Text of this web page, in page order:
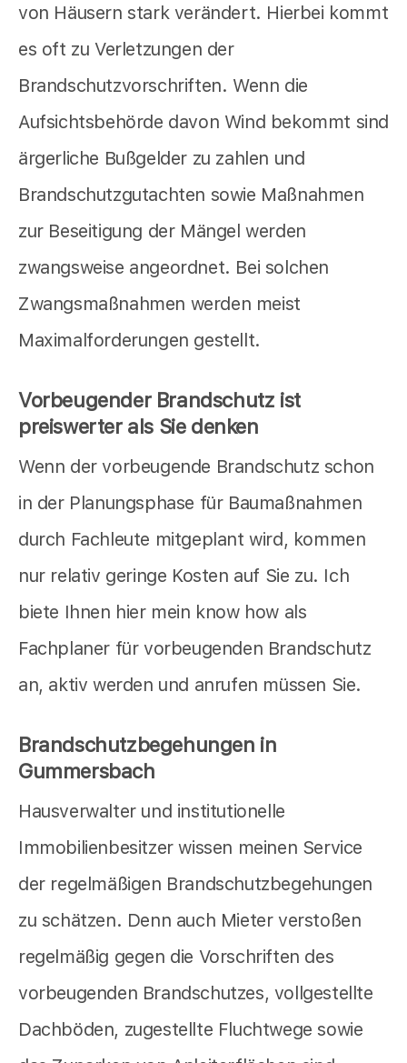
von Häusern stark verändert. Hierbei kommt
es oft zu Verletzungen der
Brandschutzvorschriften. Wenn die
Aufsichtsbehörde davon Wind bekommt sind
ärgerliche Bußgelder zu zahlen und
Brandschutzgutachten sowie Maßnahmen
zur Beseitigung der Mängel werden
zwangsweise angeordnet. Bei solchen
Zwangsmaßnahmen werden meist
Maximalforderungen gestellt.
Vorbeugender Brandschutz ist
preiswerter als Sie denken
Wenn der vorbeugende Brandschutz schon
in der Planungsphase für Baumaßnahmen
durch Fachleute mitgeplant wird, kommen
nur relativ geringe Kosten auf Sie zu. Ich
biete Ihnen hier mein know how als
Fachplaner für vorbeugenden Brandschutz
an, aktiv werden und anrufen müssen Sie.
Brandschutzbegehungen in
Gummersbach
Hausverwalter und institutionelle
Immobilienbesitzer wissen meinen Service
der regelmäßigen Brandschutzbegehungen
zu schätzen. Denn auch Mieter verstoßen
regelmäßig gegen die Vorschriften des
vorbeugenden Brandschutzes, vollgestellte
Dachböden, zugestellte Fluchtwege sowie